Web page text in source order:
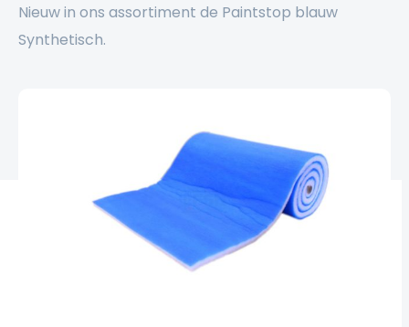
Nieuw in ons assortiment de Paintstop blauw
Synthetisch.